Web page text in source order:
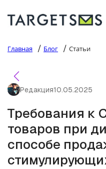
Главная / Блог / Статьи
Редакция10.05.2025
Требования к
товаров при
способе